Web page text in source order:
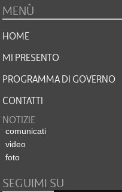
MENÙ
HOME
MI PRESENTO
PROGRAMMA DI GOVERNO
CONTATTI
NOTIZIE
comunicati
video
foto
SEGUIMI SU